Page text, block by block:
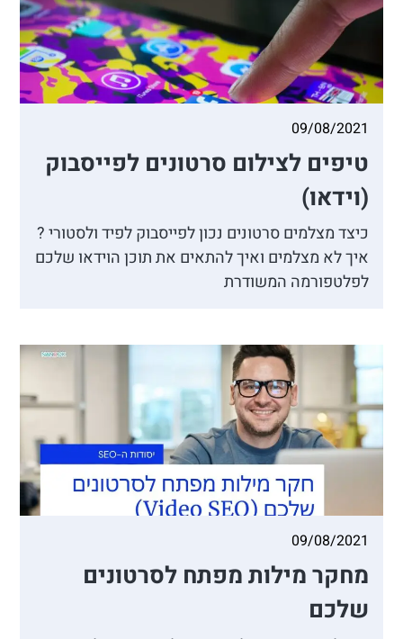
09/08/2021
טיפים לצילום סרטונים לפייסבוק
(וידאו)
כיצד מצלמים סרטונים נכון לפייסבוק לפיד ולסטורי ?
איך לא מצלמים ואיך להתאים את תוכן הוידאו שלכם
לפלטפורמה המשודרת
09/08/2021
מחקר מילות מפתח לסרטונים
שלכם